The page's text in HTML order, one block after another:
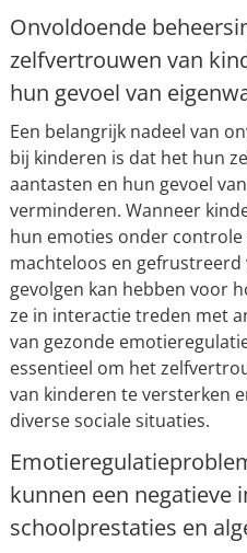
Onvoldoende
zelfvertrouwen van
hun gevoel van
Een belangrijk nadeel van
bij kinderen is dat het hun
aantasten en hun gevoel
verminderen. Wanneer
hun emoties onder
machteloos en gefrustreerd
gevolgen kan hebben voor
ze in interactie treden met
van gezonde
essentieel om het
van kinderen te versterken
diverse sociale situaties.
kunnen een negatieve
schoolprestaties en